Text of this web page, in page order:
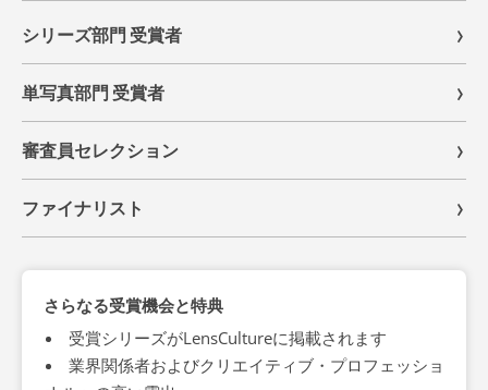
シリーズ部門 受賞者
単写真部門 受賞者
審査員セレクション
ファイナリスト
さらなる受賞機会と特典
受賞シリーズがLensCultureに掲載されます
業界関係者およびクリエイティブ・プロフェッショ